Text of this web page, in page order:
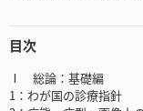
目次
Ⅰ 総論：基礎編
1：わが国の診療指針